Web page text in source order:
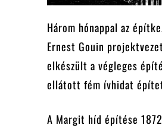
Három hónappal az
Ernest Gouin
elkészült a végleges
ellátott fém ívhidat
A Margit híd építése